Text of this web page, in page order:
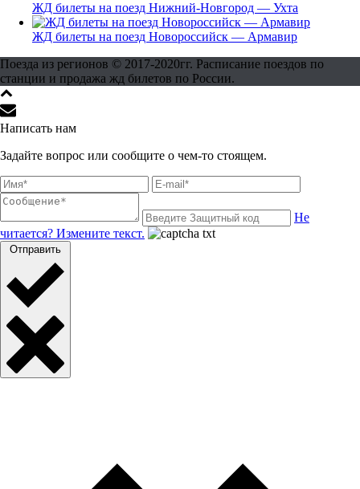
ЖД билеты на поезд Нижний-Новгород — Ухта
ЖД билеты на поезд Новороссийск — Армавир
Поезда из регионов © 2017-2020гг. Расписание поездов по
станции и продажа жд билетов по России.
Написать нам
Задайте вопрос или сообщите о чем-то стоящем.
Не
читается? Измените текст.
Отправить